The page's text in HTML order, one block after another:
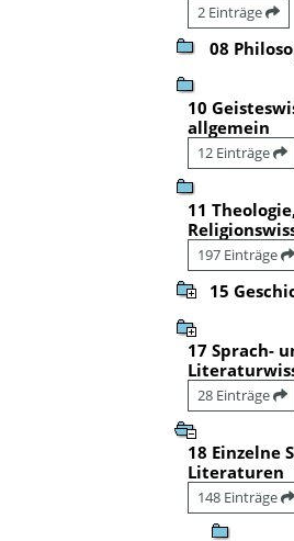
2 Einträge
08
10
allgemein
12 Einträge
11
197 Einträge
15
17 Sprach-
28 Einträge
18 Einzelne
Literaturen
148 Einträge